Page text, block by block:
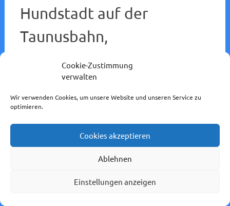
Cookie-Zustimmung
verwalten
Wir verwenden Cookies, um unsere Website und unseren Service zu
optimieren.
Cookies akzeptieren
Ablehnen
Einstellungen anzeigen
Hundstadt auf der
Taunusbahn,
aufgenommen am
16.01.2017.
4. Mai 2017 Redaktion